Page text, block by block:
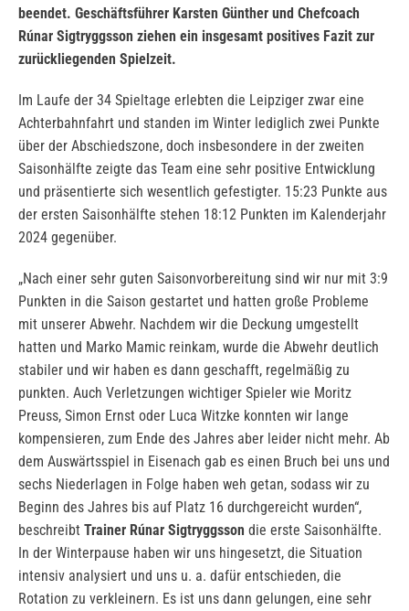
beendet. Geschäftsführer Karsten Günther und Chefcoach
Rúnar Sigtryggsson ziehen ein insgesamt positives Fazit zur
zurückliegenden Spielzeit.
Im Laufe der 34 Spieltage erlebten die Leipziger zwar eine
Achterbahnfahrt und standen im Winter lediglich zwei Punkte
über der Abschiedszone, doch insbesondere in der zweiten
Saisonhälfte zeigte das Team eine sehr positive Entwicklung
und präsentierte sich wesentlich gefestigter. 15:23 Punkte aus
der ersten Saisonhälfte stehen 18:12 Punkten im Kalenderjahr
2024 gegenüber.
„Nach einer sehr guten Saisonvorbereitung sind wir nur mit 3:9
Punkten in die Saison gestartet und hatten große Probleme
mit unserer Abwehr. Nachdem wir die Deckung umgestellt
hatten und Marko Mamic reinkam, wurde die Abwehr deutlich
stabiler und wir haben es dann geschafft, regelmäßig zu
punkten. Auch Verletzungen wichtiger Spieler wie Moritz
Preuss, Simon Ernst oder Luca Witzke konnten wir lange
kompensieren, zum Ende des Jahres aber leider nicht mehr. Ab
dem Auswärtsspiel in Eisenach gab es einen Bruch bei uns und
sechs Niederlagen in Folge haben weh getan, sodass wir zu
Beginn des Jahres bis auf Platz 16 durchgereicht wurden“,
beschreibt Trainer Rúnar Sigtryggsson die erste Saisonhälfte.
In der Winterpause haben wir uns hingesetzt, die Situation
intensiv analysiert und uns u. a. dafür entschieden, die
Rotation zu verkleinern. Es ist uns dann gelungen, eine sehr